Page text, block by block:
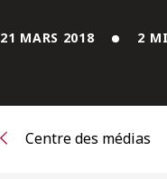
S’abonner
21 MARS 2018 2
Centre des médias